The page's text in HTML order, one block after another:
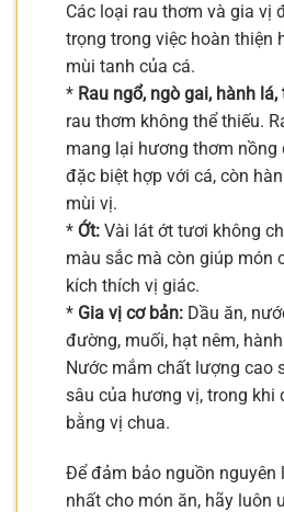
Các loại rau thơm và gia vị
trọng trong việc hoàn thiện
mùi tanh của cá.
* Rau ngổ, ngò gai, hành lá,
rau thơm không thể thiếu.
mang lại hương thơm nồng
đặc biệt hợp với cá, còn
mùi vị.
* Ớt: Vài lát ớt tươi không
màu sắc mà còn giúp món
kích thích vị giác.
* Gia vị cơ bản: Dầu ăn,
đường, muối, hạt nêm,
Nước mắm chất lượng cao
sâu của hương vị, trong khi
bằng vị chua.
Để đảm bảo nguồn nguyên
nhất cho món ăn, hãy luôn